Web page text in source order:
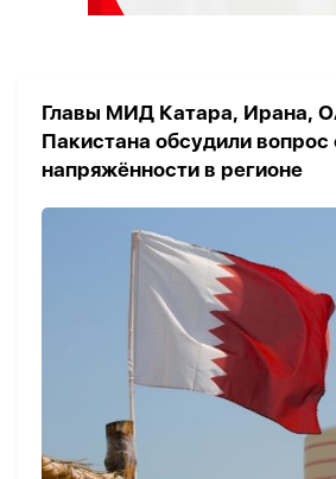
Главы МИД Катара, Ирана,
Пакистана обсудили
напряжённости в регионе